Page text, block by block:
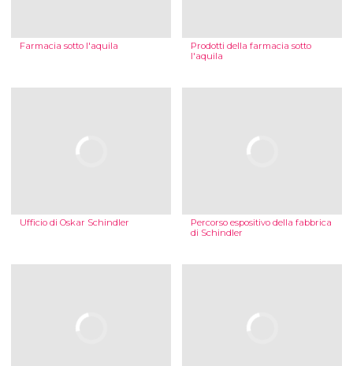
Farmacia sotto l'aquila
Prodotti della farmacia sotto
l'aquila
Ufficio di Oskar Schindler
Percorso espositivo della fabbrica
di Schindler